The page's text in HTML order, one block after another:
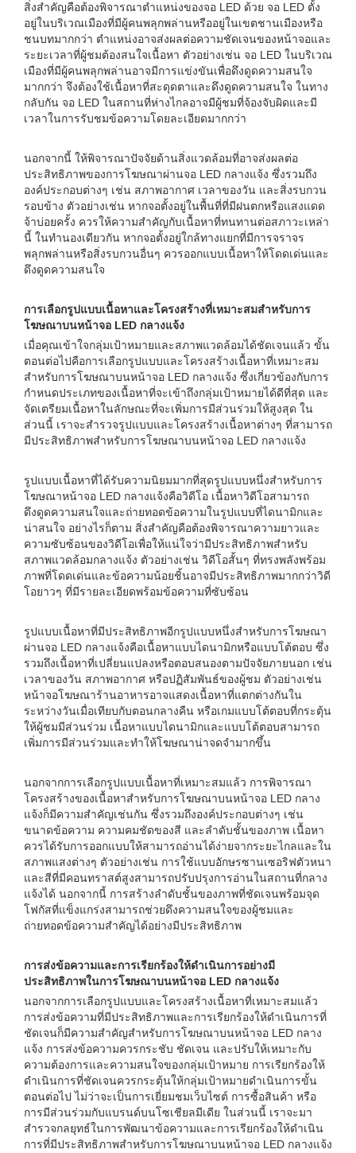
สิ่งสำคัญคือต้องพิจารณาตำแหน่งของจอ LED ด้วย จอ LED ตั้ง
อยู่ในบริเวณเมืองที่มีผู้คนพลุกพล่านหรืออยู่ในเขตชานเมืองหรือ
ชนบทมากกว่า ตำแหน่งอาจส่งผลต่อความชัดเจนของหน้าจอและ
ระยะเวลาที่ผู้ชมต้องสนใจเนื้อหา ตัวอย่างเช่น จอ LED ในบริเวณ
เมืองที่มีผู้คนพลุกพล่านอาจมีการแข่งขันเพื่อดึงดูดความสนใจ
มากกว่า จึงต้องใช้เนื้อหาที่สะดุดตาและดึงดูดความสนใจ ในทาง
กลับกัน จอ LED ในสถานที่ห่างไกลอาจมีผู้ชมที่จ้องจับผิดและมี
เวลาในการรับชมข้อความโดยละเอียดมากกว่า
นอกจากนี้ ให้พิจารณาปัจจัยด้านสิ่งแวดล้อมที่อาจส่งผลต่อ
ประสิทธิภาพของการโฆษณาผ่านจอ LED กลางแจ้ง ซึ่งรวมถึง
องค์ประกอบต่างๆ เช่น สภาพอากาศ เวลาของวัน และสิ่งรบกวน
รอบข้าง ตัวอย่างเช่น หากจอตั้งอยู่ในพื้นที่ที่มีฝนตกหรือแสงแดด
จ้าบ่อยครั้ง ควรให้ความสำคัญกับเนื้อหาที่ทนทานต่อสภาวะเหล่า
นี้ ในทำนองเดียวกัน หากจอตั้งอยู่ใกล้ทางแยกที่มีการจราจร
พลุกพล่านหรือสิ่งรบกวนอื่นๆ ควรออกแบบเนื้อหาให้โดดเด่นและ
ดึงดูดความสนใจ
การเลือกรูปแบบเนื้อหาและโครงสร้างที่เหมาะสมสำหรับการ
โฆษณาบนหน้าจอ LED กลางแจ้ง
เมื่อคุณเข้าใจกลุ่มเป้าหมายและสภาพแวดล้อมได้ชัดเจนแล้ว ขั้น
ตอนต่อไปคือการเลือกรูปแบบและโครงสร้างเนื้อหาที่เหมาะสม
สำหรับการโฆษณาบนหน้าจอ LED กลางแจ้ง ซึ่งเกี่ยวข้องกับการ
กำหนดประเภทของเนื้อหาที่จะเข้าถึงกลุ่มเป้าหมายได้ดีที่สุด และ
จัดเตรียมเนื้อหาในลักษณะที่จะเพิ่มการมีส่วนร่วมให้สูงสุด ใน
ส่วนนี้ เราจะสำรวจรูปแบบและโครงสร้างเนื้อหาต่างๆ ที่สามารถ
มีประสิทธิภาพสำหรับการโฆษณาบนหน้าจอ LED กลางแจ้ง
รูปแบบเนื้อหาที่ได้รับความนิยมมากที่สุดรูปแบบหนึ่งสำหรับการ
โฆษณาหน้าจอ LED กลางแจ้งคือวิดีโอ เนื้อหาวิดีโอสามารถ
ดึงดูดความสนใจและถ่ายทอดข้อความในรูปแบบที่ไดนามิกและ
น่าสนใจ อย่างไรก็ตาม สิ่งสำคัญคือต้องพิจารณาความยาวและ
ความซับซ้อนของวิดีโอเพื่อให้แน่ใจว่ามีประสิทธิภาพสำหรับ
สภาพแวดล้อมกลางแจ้ง ตัวอย่างเช่น วิดีโอสั้นๆ ที่ทรงพลังพร้อม
ภาพที่โดดเด่นและข้อความน้อยชิ้นอาจมีประสิทธิภาพมากกว่าวิดี
โอยาวๆ ที่มีรายละเอียดพร้อมข้อความที่ซับซ้อน
รูปแบบเนื้อหาที่มีประสิทธิภาพอีกรูปแบบหนึ่งสำหรับการโฆษณา
ผ่านจอ LED กลางแจ้งคือเนื้อหาแบบไดนามิกหรือแบบโต้ตอบ ซึ่ง
รวมถึงเนื้อหาที่เปลี่ยนแปลงหรือตอบสนองตามปัจจัยภายนอก เช่น
เวลาของวัน สภาพอากาศ หรือปฏิสัมพันธ์ของผู้ชม ตัวอย่างเช่น
หน้าจอโฆษณาร้านอาหารอาจแสดงเนื้อหาที่แตกต่างกันใน
ระหว่างวันเมื่อเทียบกับตอนกลางคืน หรือเกมแบบโต้ตอบที่กระตุ้น
ให้ผู้ชมมีส่วนร่วม เนื้อหาแบบไดนามิกและแบบโต้ตอบสามารถ
เพิ่มการมีส่วนร่วมและทำให้โฆษณาน่าจดจำมากขึ้น
นอกจากการเลือกรูปแบบเนื้อหาที่เหมาะสมแล้ว การพิจารณา
โครงสร้างของเนื้อหาสำหรับการโฆษณาบนหน้าจอ LED กลาง
แจ้งก็มีความสำคัญเช่นกัน ซึ่งรวมถึงองค์ประกอบต่างๆ เช่น
ขนาดข้อความ ความคมชัดของสี และลำดับชั้นของภาพ เนื้อหา
ควรได้รับการออกแบบให้สามารถอ่านได้ง่ายจากระยะไกลและใน
สภาพแสงต่างๆ ตัวอย่างเช่น การใช้แบบอักษรซานเซอริฟตัวหนา
และสีที่มีคอนทราสต์สูงสามารถปรับปรุงการอ่านในสถานที่กลาง
แจ้งได้ นอกจากนี้ การสร้างลำดับชั้นของภาพที่ชัดเจนพร้อมจุด
โฟกัสที่แข็งแกร่งสามารถช่วยดึงความสนใจของผู้ชมและ
ถ่ายทอดข้อความสำคัญได้อย่างมีประสิทธิภาพ
การส่งข้อความและการเรียกร้องให้ดำเนินการอย่างมี
ประสิทธิภาพในการโฆษณาบนหน้าจอ LED กลางแจ้ง
นอกจากการเลือกรูปแบบและโครงสร้างเนื้อหาที่เหมาะสมแล้ว
การส่งข้อความที่มีประสิทธิภาพและการเรียกร้องให้ดำเนินการที่
ชัดเจนก็มีความสำคัญสำหรับการโฆษณาบนหน้าจอ LED กลาง
แจ้ง การส่งข้อความควรกระชับ ชัดเจน และปรับให้เหมาะกับ
ความต้องการและความสนใจของกลุ่มเป้าหมาย การเรียกร้องให้
ดำเนินการที่ชัดเจนควรกระตุ้นให้กลุ่มเป้าหมายดำเนินการขั้น
ตอนต่อไป ไม่ว่าจะเป็นการเยี่ยมชมเว็บไซต์ การซื้อสินค้า หรือ
การมีส่วนร่วมกับแบรนด์บนโซเชียลมีเดีย ในส่วนนี้ เราจะมา
สำรวจกลยุทธ์ในการพัฒนาข้อความและการเรียกร้องให้ดำเนิน
การที่มีประสิทธิภาพสำหรับการโฆษณาบนหน้าจอ LED กลางแจ้ง